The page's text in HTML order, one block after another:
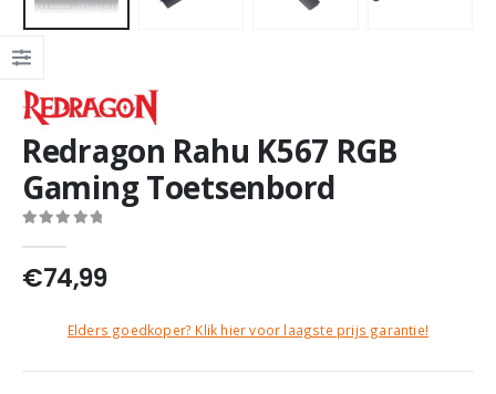
Redragon Rahu K567 RGB
Gaming Toetsenbord
€74,99
Elders goedkoper? Klik hier voor laagste prijs garantie!